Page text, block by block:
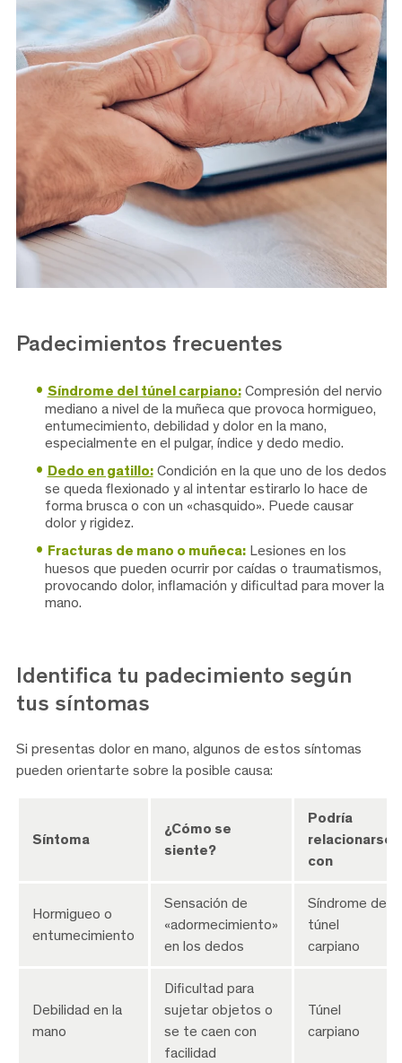
Padecimientos frecuentes
Síndrome del túnel carpiano:Compresión del nervio
mediano a nivel de la muñeca que provoca hormigueo,
entumecimiento, debilidad y dolor en la mano,
especialmente en el pulgar, índice y dedo medio.
Dedo en gatillo:Condición en la que uno de los dedos
se queda flexionado y al intentar estirarlo lo hace de
forma brusca o con un «chasquido». Puede causar
dolor y rigidez.
Fracturas de mano o muñeca:Lesiones en los
huesos que pueden ocurrir por caídas o traumatismos,
provocando dolor, inflamación y dificultad para mover la
mano.
Identifica tu padecimiento según
tus síntomas
Si presentas dolor en mano, algunos de estos síntomas
pueden orientarte sobre la posible causa:
Síntoma
¿Cómo se
siente?
Podría
relacionarse
con
Hormigueo o
entumecimiento
Sensación de
«adormecimiento»
en los dedos
Síndrome del
túnel
carpiano
Debilidad en la
mano
Dificultad para
sujetar objetos o
se te caen con
facilidad
Túnel
carpiano